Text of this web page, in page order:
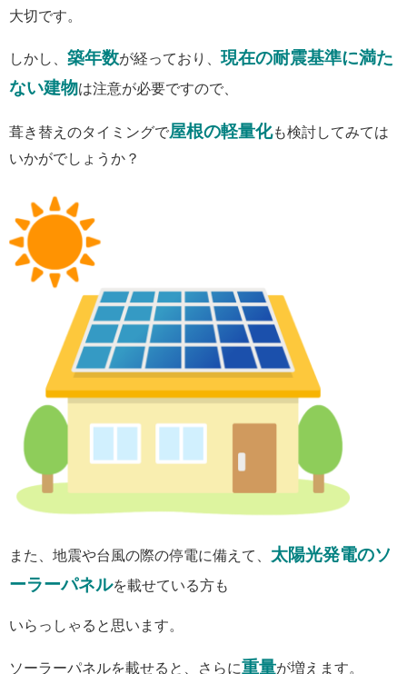
大切です。
しかし、 築年数が経っており、 現在の耐震基準に満た
ない建物は注意が必要ですので、
葺き替えのタイミングで屋根の軽量化も検討してみては
いかがでしょうか？
また、地震や台風の際の停電に備えて、 太陽光発電のソ
ーラーパネルを載せている方も
いらっしゃると思います。
ソーラーパネルを載せると、さらに重量が増えます。